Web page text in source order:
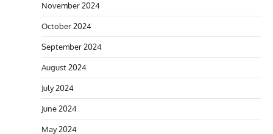
November 2024
October 2024
September 2024
August 2024
July 2024
June 2024
May 2024